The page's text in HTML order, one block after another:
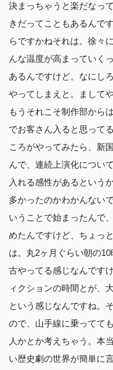
決まっちゃうと楽だなっ
きだってこともあるんで
らですかねそれは。徐々
んな温度が高まっていく
あるんですけど。なにし
やってしまえと。まして
もうそれこそ制作部から
でお客さん入ると思って
ころがやってみたら、新
んで、連続上演化につい
入れる感性があるという
多かったのかわかんない
いうことで始まったんで
めたんですけど、ちょっ
は。丸2ヶ月ぐらい朝の
古やってる感じなんです
ィクションの時間とが、
という感じなんですね。
ので、山手線に乗ってて
人かとか考えちゃう。本
い歴史劇の世界が簡単に